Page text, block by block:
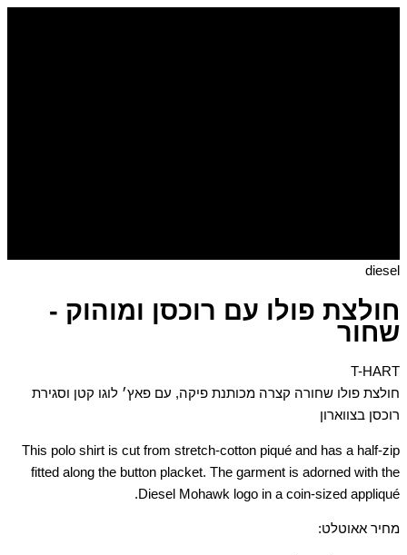
דילוג
diesel
חולצת פולו עם רוכסן ומוהוק -
שחור
T-HART
חולצת פולו שחורה קצרה מכותנת פיקה, עם פאץ׳ לוגו קטן וסגירת
רוכסן בצווארון
This polo shirt is cut from stretch-cotton piqué and has a half-zip
fitted along the button placket. The garment is adorned with the
Diesel Mohawk logo in a coin-sized appliqué.
מחיר אאוטלט: